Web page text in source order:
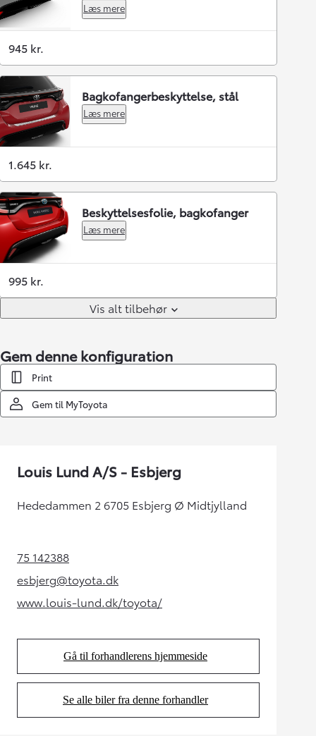
Læs mere
945 kr.
Bagkofangerbeskyttelse, stål
Læs mere
1.645 kr.
Beskyttelsesfolie, bagkofanger
Læs mere
995 kr.
Vis alt tilbehør
Gem denne konfiguration
Print
Gem til MyToyota
Louis Lund A/S - Esbjerg
Hededammen 2 6705 Esbjerg Ø Midtjylland
75 142388(Opens in new tab)
esbjerg@toyota.dk
(Opens in new tab)
www.louis-lund.dk/toyota/
(Opens in new tab)
Gå til forhandlerens hjemmeside
(Opens in new tab)
Se alle biler fra denne forhandler
(Opens in new tab)